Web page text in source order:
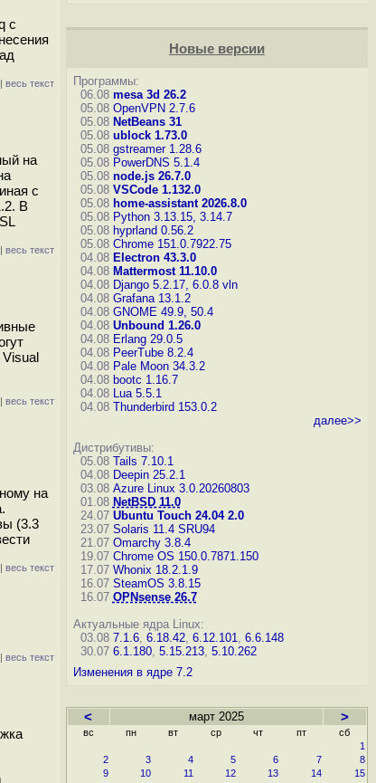
с
| весь текст
на
с
В
| весь текст
| весь текст
на
(3.3
| весь текст
| весь текст
Новые версии
Программы:
06.08 mesa 3d 26.2
05.08 OpenVPN 2.7.6
05.08 NetBeans 31
05.08 ublock 1.73.0
05.08 gstreamer 1.28.6
05.08 PowerDNS 5.1.4
05.08 node.js 26.7.0
05.08 VSCode 1.132.0
05.08 home-assistant 2026.8.0
05.08 Python 3.13.15, 3.14.7
05.08 hyprland 0.56.2
05.08 Chrome 151.0.7922.75
04.08 Electron 43.3.0
04.08 Mattermost 11.10.0
04.08 Django 5.2.17, 6.0.8 vln
04.08 Grafana 13.1.2
04.08 GNOME 49.9, 50.4
04.08 Unbound 1.26.0
04.08 Erlang 29.0.5
04.08 PeerTube 8.2.4
04.08 Pale Moon 34.3.2
04.08 bootc 1.16.7
04.08 Lua 5.5.1
04.08 Thunderbird 153.0.2
далее>>
Дистрибутивы:
05.08 Tails 7.10.1
04.08 Deepin 25.2.1
03.08 Azure Linux 3.0.20260803
01.08 NetBSD 11.0
24.07 Ubuntu Touch 24.04 2.0
23.07 Solaris 11.4 SRU94
21.07 Omarchy 3.8.4
19.07 Chrome OS 150.0.7871.150
17.07 Whonix 18.2.1.9
16.07 SteamOS 3.8.15
16.07 OPNsense 26.7
Актуальные ядра Linux:
03.08 7.1.6, 6.18.42, 6.12.101, 6.6.148
30.07 6.1.180, 5.15.213, 5.10.262
Изменения в ядре 7.2
< март 2025 >
вс пн вт ср чт пт
сб
1
2
3 4 5 6 7
8
9
10 11 12 13 14
15